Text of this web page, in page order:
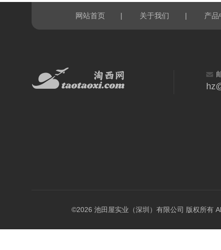
网站首页 | 关于我们 | 产品
©2026 池田屋实业（深圳）有限公司 版权所有